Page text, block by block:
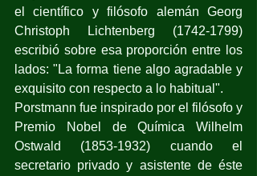
el científico y filósofo alemán Georg
Christoph Lichtenberg (1742-1799)
escribió sobre esa proporción entre los
lados: "La forma tiene algo agradable y
exquisito con respecto a lo habitual".
Porstmann fue inspirado por el filósofo y
Premio Nobel de Química Wilhelm
Ostwald (1853-1932) cuando el
secretario privado y asistente de éste